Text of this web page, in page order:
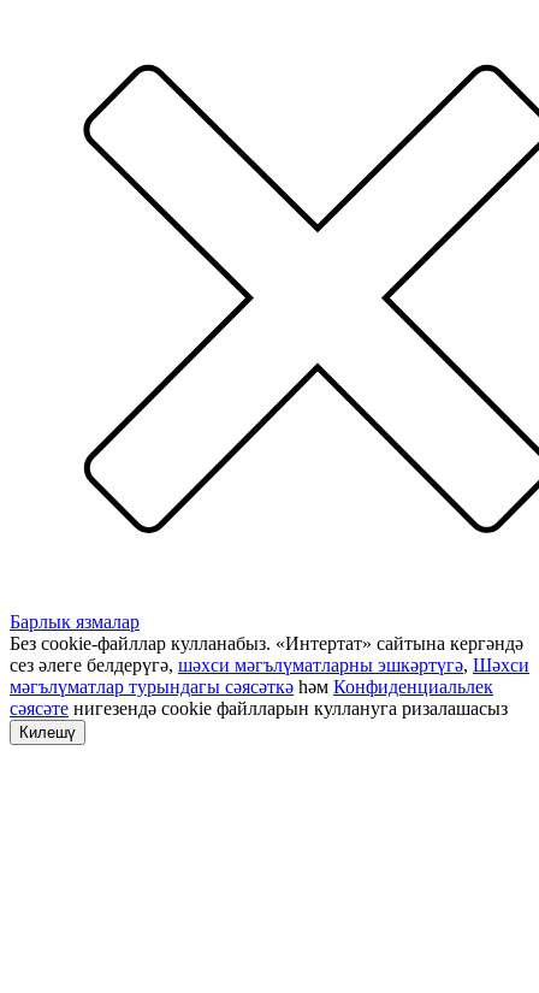
Барлык язмалар
Без cookie-файллар кулланабыз. «Интертат» сайтына кергәндә
сез әлеге белдерүгә, шәхси мәгълүматларны эшкәртүгә, Шәхси
мәгълүматлар турындагы сәясәткә һәм Конфиденциальлек
сәясәте нигезендә cookie файлларын куллануга ризалашасыз
Килешү